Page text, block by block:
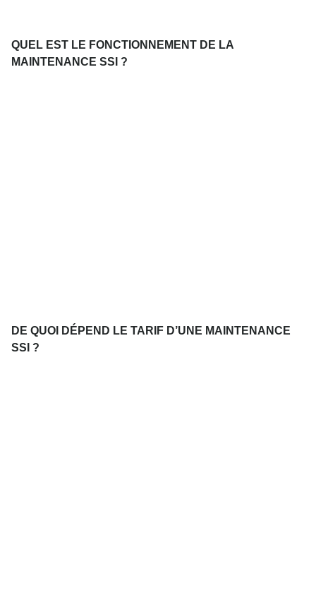
QUEL EST LE FONCTIONNEMENT DE LA
MAINTENANCE SSI ?
DE QUOI DÉPEND LE TARIF D’UNE MAINTENANCE
SSI ?